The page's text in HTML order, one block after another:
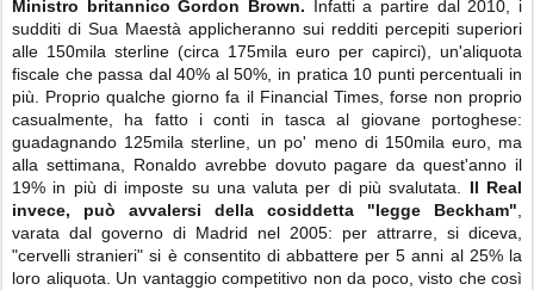
Ministro britannico Gordon Brown. Infatti a partire dal 2010, i
sudditi di Sua Maestà applicheranno sui redditi percepiti superiori
alle 150mila sterline (circa 175mila euro per capirci), un'aliquota
fiscale che passa dal 40% al 50%, in pratica 10 punti percentuali in
più. Proprio qualche giorno fa il Financial Times, forse non proprio
casualmente, ha fatto i conti in tasca al giovane portoghese:
guadagnando 125mila sterline, un po' meno di 150mila euro, ma
alla settimana, Ronaldo avrebbe dovuto pagare da quest'anno il
19% in più di imposte su una valuta per di più svalutata. Il Real
invece, può avvalersi della cosiddetta "legge Beckham"
varata dal governo di Madrid nel 2005: per attrarre, si diceva,
"cervelli stranieri" si è consentito di abbattere per 5 anni al 25% la
loro aliquota. Un vantaggio competitivo non da poco, visto che così